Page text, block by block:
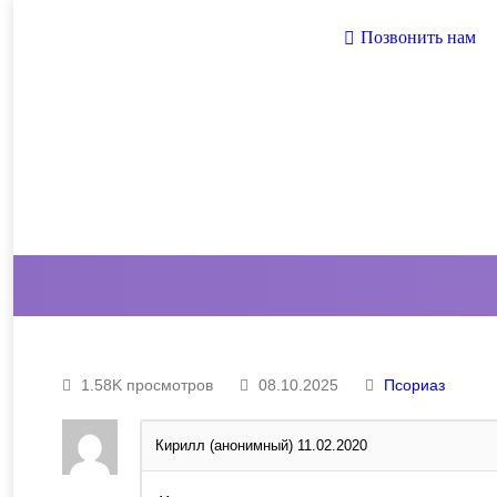
Позвонить нам
1.58K просмотров 08.10.2025 Псориаз
Кирилл (анонимный) 11.02.2020